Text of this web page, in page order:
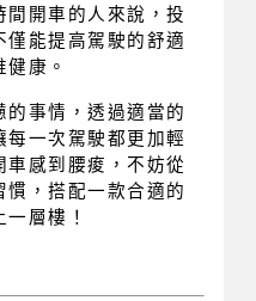
間開車的人來說，投
能提高駕駛的舒適
康。
的事情，透過適當的
一次駕駛都更加輕
感到腰痠，不妨從
，搭配一款合適的
層樓！